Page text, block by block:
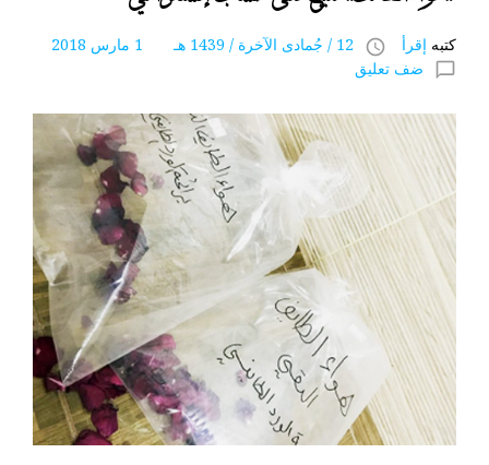
كتبه إقرأ access_time 12 / جُمادى اﻵخرة / 1439 هـ 1 مارس 2018
chat_bubble_outline ضف تعليق